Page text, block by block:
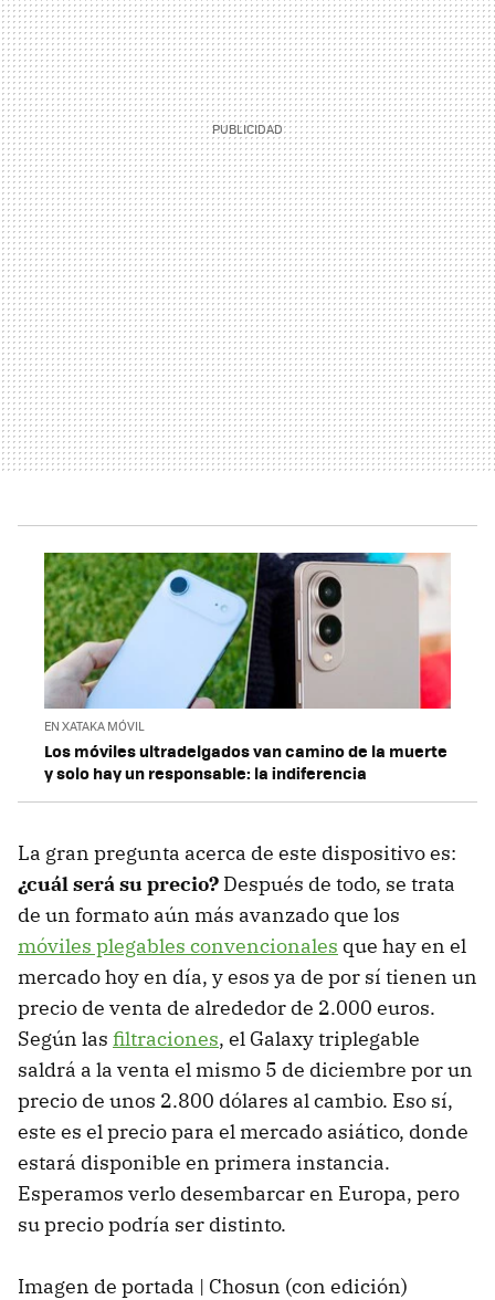
EN XATAKA MÓVIL
Los móviles ultradelgados van camino de la muerte
y solo hay un responsable: la indiferencia
La gran pregunta acerca de este dispositivo es:
¿cuál será su precio? Después de todo, se trata
de un formato aún más avanzado que los
móviles plegables convencionales que hay en el
mercado hoy en día, y esos ya de por sí tienen un
precio de venta de alrededor de 2.000 euros.
Según las filtraciones, el Galaxy triplegable
saldrá a la venta el mismo 5 de diciembre por un
precio de unos 2.800 dólares al cambio. Eso sí,
este es el precio para el mercado asiático, donde
estará disponible en primera instancia.
Esperamos verlo desembarcar en Europa, pero
su precio podría ser distinto.
Imagen de portada | Chosun (con edición)